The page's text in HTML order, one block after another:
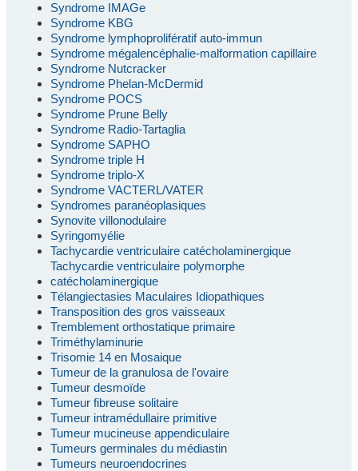
Syndrome IMAGe
Syndrome KBG
Syndrome lymphoprolifératif auto-immun
Syndrome mégalencéphalie-malformation capillaire
Syndrome Nutcracker
Syndrome Phelan-McDermid
Syndrome POCS
Syndrome Prune Belly
Syndrome Radio-Tartaglia
Syndrome SAPHO
Syndrome triple H
Syndrome triplo-X
Syndrome VACTERL/VATER
Syndromes paranéoplasiques
Synovite villonodulaire
Syringomyélie
Tachycardie ventriculaire catécholaminergique
Tachycardie ventriculaire polymorphe
catécholaminergique
Télangiectasies Maculaires Idiopathiques
Transposition des gros vaisseaux
Tremblement orthostatique primaire
Triméthylaminurie
Trisomie 14 en Mosaique
Tumeur de la granulosa de l'ovaire
Tumeur desmoïde
Tumeur fibreuse solitaire
Tumeur intramédullaire primitive
Tumeur mucineuse appendiculaire
Tumeurs germinales du médiastin
Tumeurs neuroendocrines